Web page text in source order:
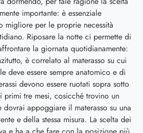
importante: è essenziale
migliore per le proprie necessità
Riposare la notte ci permette di
la giornata quotidianamente:
è correlato al materasso su cui
deve essere sempre anatomico e di
devono essere ruotati sopra sotto
primi tre mesi, cosicché trovino un
dovrai appoggiare il materasso su una
e della stessa misura. La scelta dei